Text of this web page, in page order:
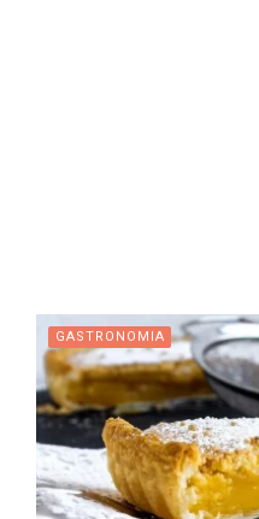
GASTRONOMIA